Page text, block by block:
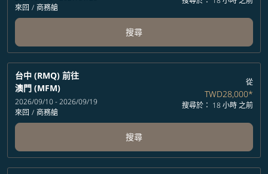
來回 / 商務艙
搜尋
台中 (RMQ) 前往
澳門 (MFM)
2026/09/10 - 2026/09/19
來回 / 商務艙
從
TWD28,000*
搜尋於： 18 小時 之前
搜尋